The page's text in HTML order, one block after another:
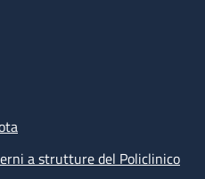
a strutture del Policlinico